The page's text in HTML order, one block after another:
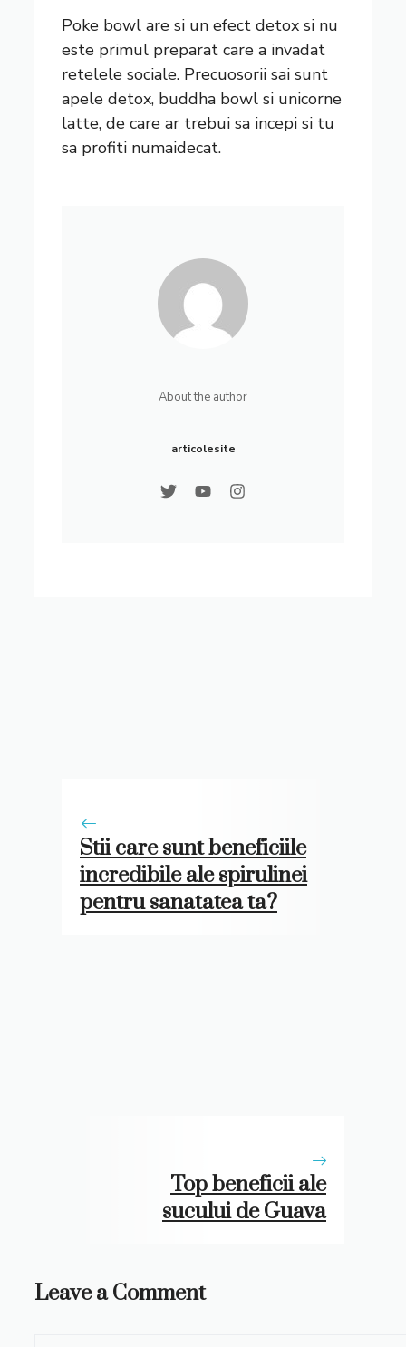
Poke bowl are si un efect detox si nu
este primul preparat care a invadat
retelele sociale. Precuosorii sai sunt
apele detox, buddha bowl si unicorne
latte, de care ar trebui sa incepi si tu
sa profiti numaidecat.
About the author
articolesite
Stii care sunt beneficiile
incredibile ale spirulinei
pentru sanatatea ta?
Top beneficii ale
sucului de Guava
Leave a Comment